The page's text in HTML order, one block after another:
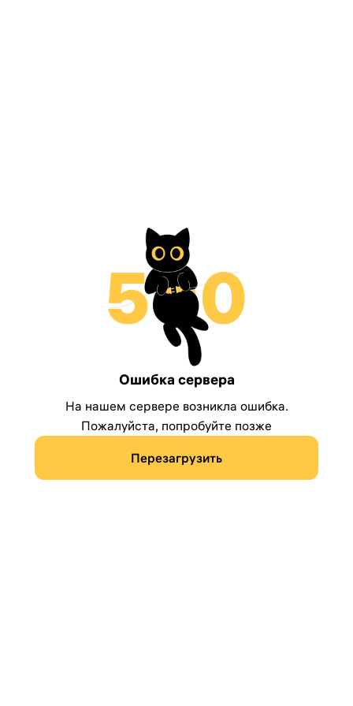
Ошибка сервера
На нашем сервере возникла ошибка.
Пожалуйста, попробуйте позже
Перезагрузить